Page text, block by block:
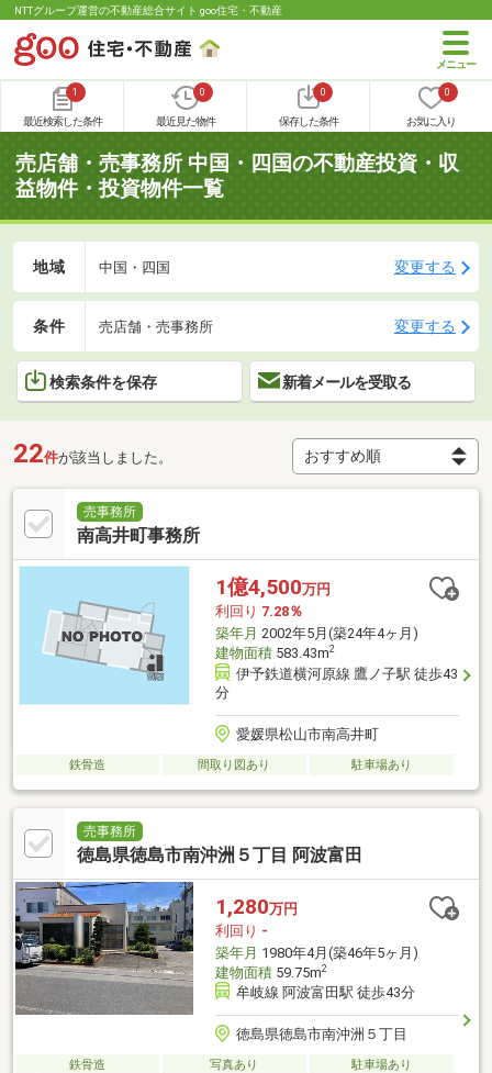
NTTグループ運営の不動産総合サイト goo住宅・不動産
1
最近検索した条件
0
最近見た物件
0
保存した条件
0
お気に入り
売店舗・売事務所 中国・四国の不動産投資・収
益物件・投資物件一覧
地域 中国・四国 変更する
条件 売店舗・売事務所 変更する
検索条件を保存 新着メールを受取る
22件が該当しました。
売事務所
南高井町事務所
1億4,500万円
利回り 7.28％
築年月 2002年5月(築24年4ヶ月)
建物面積583.43m2
伊予鉄道横河原線 鷹ノ子駅 徒歩43
分
愛媛県松山市南高井町
鉄骨造 間取り図あり 駐車場あり
売事務所
徳島県徳島市南沖洲５丁目 阿波富田
1,280万円
利回り -
築年月 1980年4月(築46年5ヶ月)
建物面積59.75m2
牟岐線 阿波富田駅 徒歩43分
徳島県徳島市南沖洲５丁目
鉄骨造 写真あり 駐車場あり